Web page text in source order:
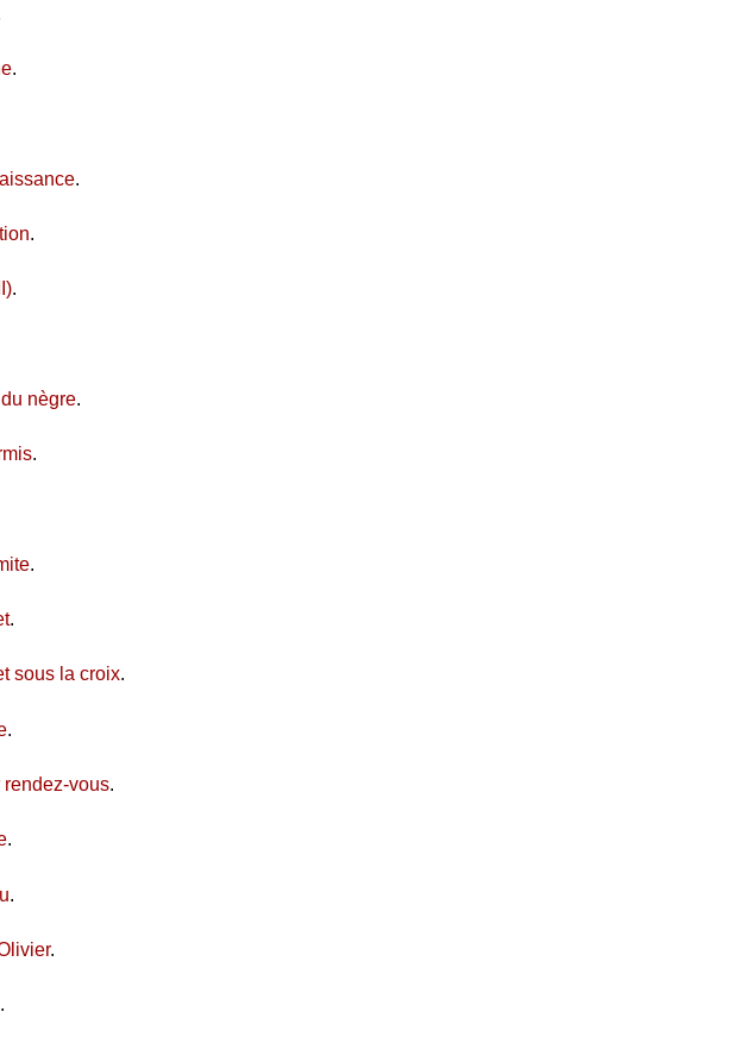
.
.
.
.
nègre.
.
.
.
sous la croix.
.
rendez-vous.
.
.
.
.